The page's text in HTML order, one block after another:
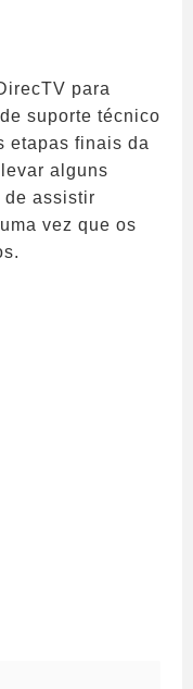
para
suporte técnico
etapas finais da
alguns
de assistir
vez que os